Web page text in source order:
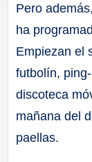
Pero
ha
Empiezan el
futbolín,
discoteca
mañana del
paellas.